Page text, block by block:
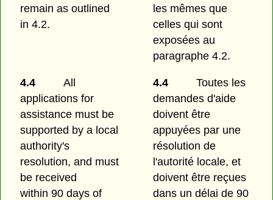
remain as outlined
in 4.2.
les mêmes que
celles qui sont
exposées au
paragraphe 4.2.
4.4
All
applications for
assistance must be
supported by a local
authority's
resolution, and must
be received
within 90 days of
4.4
Toutes les
demandes d'aide
doivent être
appuyées par une
résolution de
l'autorité locale, et
doivent être reçues
dans un délai de 90